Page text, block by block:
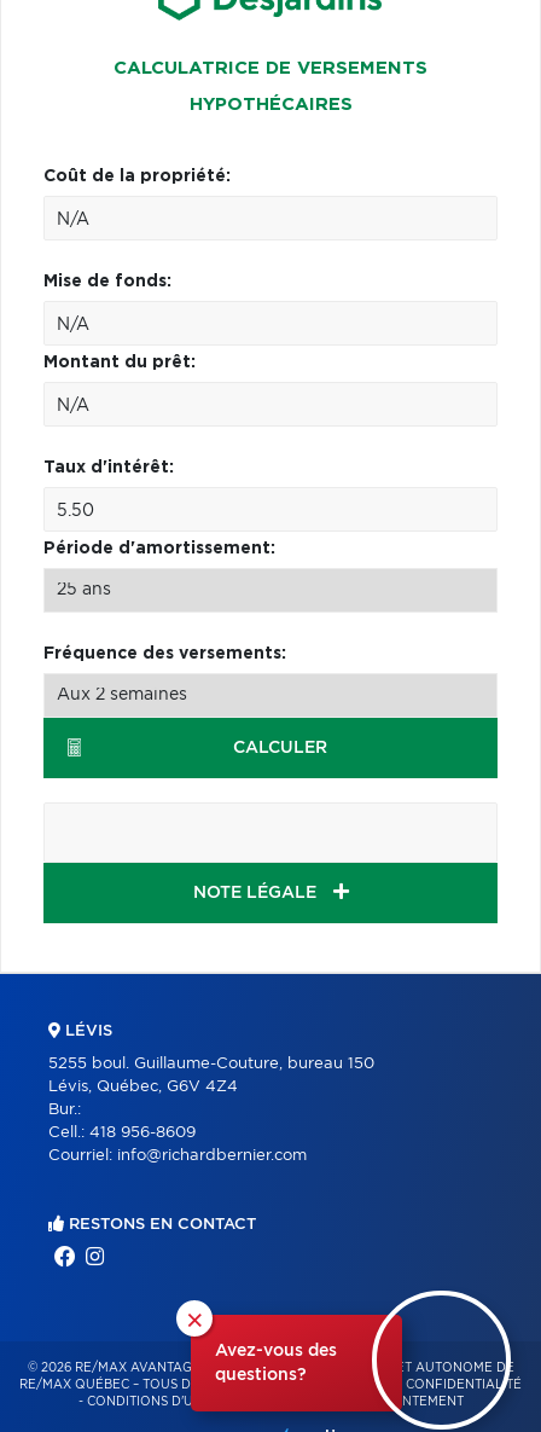
CALCULATRICE DE VERSEMENTS
HYPOTHÉCAIRES
Coût de la propriété:
Mise de fonds:
Montant du prêt:
Taux d'intérêt:
Période d'amortissement:
Fréquence des versements:
CALCULER
NOTE LÉGALE
×
Avez-vous des
questions?
LÉVIS
5255 boul. Guillaume-Couture, bureau 150
Lévis, Québec, G6V 4Z4
Bur.:
Cell.: 418 956-8609
Courriel: info@richardbernier.com
RESTONS EN CONTACT
© 2026 RE/MAX AVANTAGES – FRANCHISÉ INDÉPENDANT ET AUTONOME DE
RE/MAX QUÉBEC – TOUS DROITS RÉSERVÉS -
POLITIQUE DE CONFIDENTIALITÉ
- CONDITIONS D'UTILISATION GESTION DU CONSENTEMENT